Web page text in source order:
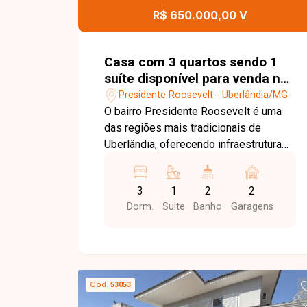
segurança, comodidade e economia
oportunidade para quem busca um
apartamento moderno, bem localizado
e com condomínio completo em uma
das regiões que mais crescem em
Uberlândia. Entre em contato e agende
sua visita!
R$ 650.000,00 V
Casa com 3 quartos sendo 1
suíte disponível para venda no
bairro Presidente Roosevelt em
Uberlândia-MG
Presidente Roosevelt - Uberlândia/MG
O bairro Presidente Roosevelt é uma
das regiões mais tradicionais de
Uberlândia, oferecendo infraestrutura
fácil acesso às principais avenidas da
cidade, o bairro conta com
supermercados, escolas, farmácias,
vida para toda a família. Sala ampla e
bem iluminada, 3 quartos, sendo 1
3
Dorm.
1
Suite
2
Banho
2
Garagens
Cód. 53053